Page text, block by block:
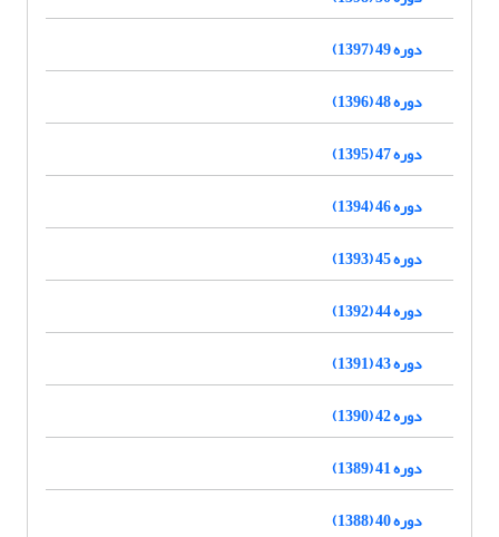
دوره 49 (1397)
دوره 48 (1396)
دوره 47 (1395)
دوره 46 (1394)
دوره 45 (1393)
دوره 44 (1392)
دوره 43 (1391)
دوره 42 (1390)
دوره 41 (1389)
دوره 40 (1388)